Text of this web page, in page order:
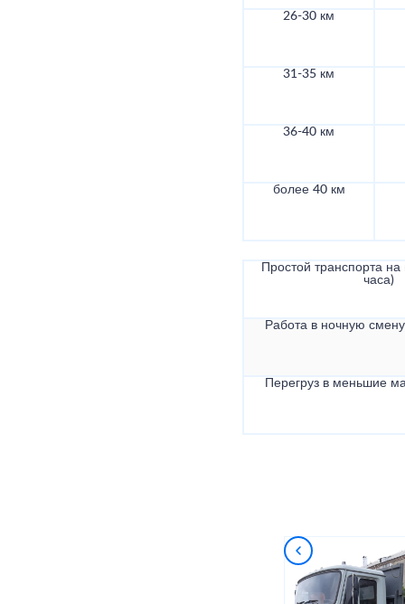
26-30 км
31-35 км
36-40 км
более 40 км
Простой транспорта на
часа)
Работа в ночную
Перегруз в меньшие